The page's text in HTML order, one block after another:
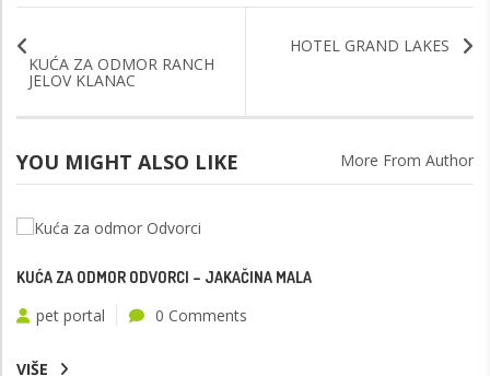
KUĆA ZA ODMOR RANCH
JELOV KLANAC
HOTEL GRAND LAKES
YOU MIGHT ALSO LIKE More From Author
KUĆA ZA ODMOR ODVORCI – JAKAČINA MALA
pet portal 0 Comments
VIŠE